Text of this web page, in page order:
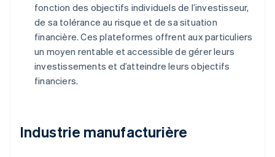
fonction des objectifs individuels de l’investisseur,
de sa tolérance au risque et de sa situation
financière. Ces plateformes offrent aux particuliers
un moyen rentable et accessible de gérer leurs
investissements et d’atteindre leurs objectifs
financiers.
Industrie manufacturière